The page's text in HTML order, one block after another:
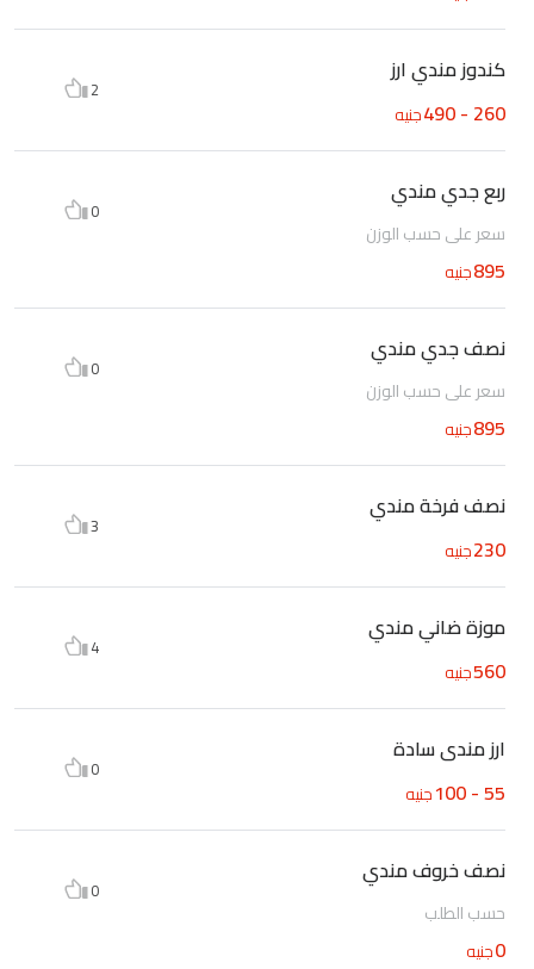
كندوز مندي ارز
260 - 490
جنيه
2
ربع جدي مندي
سعر علي حسب الوزن
895جنيه
0
نصف جدي مندي
سعر علي حسب الوزن
895جنيه
0
نصف فرخة مندي
230جنيه
3
موزة ضاني مندي
560جنيه
4
ارز مندى سادة
55 - 100
جنيه
0
نصف خروف مندي
حسب الطلب
0جنيه
0